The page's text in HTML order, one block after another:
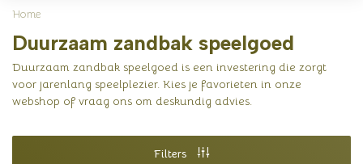
Home
Duurzaam zandbak speelgoed
Duurzaam zandbak speelgoed is een investering die zorgt
voor jarenlang speelplezier. Kies je favorieten in onze
webshop of vraag ons om deskundig advies.
Filters